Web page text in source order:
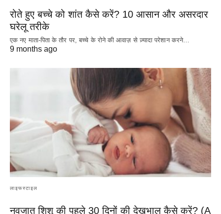
रोते हुए बच्चे को शांत कैसे करें? 10 आसान और असरदार
घरेलू तरीके
एक नए माता-पिता के तौर पर, बच्चे के रोने की आवाज़ से ज़्यादा परेशान करने…
9 months ago
लाइफस्टाइल
नवजात शिशु की पहले 30 दिनों की देखभाल कैसे करें? (A